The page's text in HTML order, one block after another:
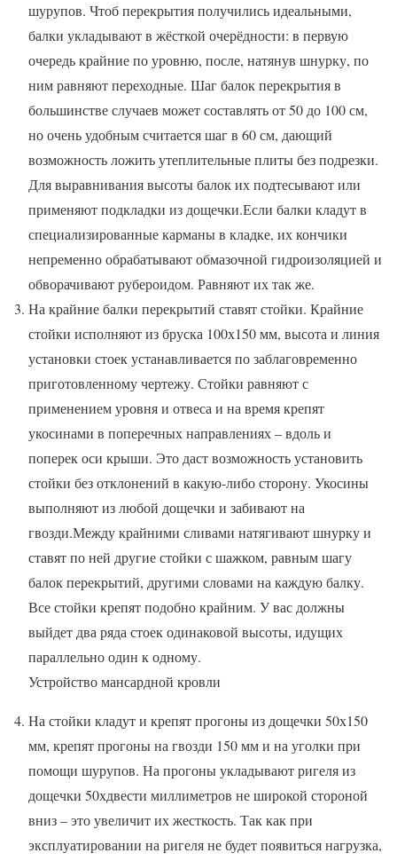
шурупов. Чтоб перекрытия получились идеальными,
балки укладывают в жёсткой очерёдности: в первую
очередь крайние по уровню, после, натянув шнурку, по
ним равняют переходные. Шаг балок перекрытия в
большинстве случаев может составлять от 50 до 100 см,
но очень удобным считается шаг в 60 см, дающий
возможность ложить утеплительные плиты без подрезки.
Для выравнивания высоты балок их подтесывают или
применяют подкладки из дощечки.Если балки кладут в
специализированные карманы в кладке, их кончики
непременно обрабатывают обмазочной гидроизоляцией и
обворачивают рубероидом. Равняют их так же.
На крайние балки перекрытий ставят стойки. Крайние
стойки исполняют из бруска 100х150 мм, высота и линия
установки стоек устанавливается по заблаговременно
приготовленному чертежу. Стойки равняют с
применением уровня и отвеса и на время крепят
укосинами в поперечных направлениях – вдоль и
поперек оси крыши. Это даст возможность установить
стойки без отклонений в какую-либо сторону. Укосины
выполняют из любой дощечки и забивают на
гвозди.Между крайними сливами натягивают шнурку и
ставят по ней другие стойки с шажком, равным шагу
балок перекрытий, другими словами на каждую балку.
Все стойки крепят подобно крайним. У вас должны
выйдет два ряда стоек одинаковой высоты, идущих
параллельно один к одному.
Устройство мансардной кровли
На стойки кладут и крепят прогоны из дощечки 50х150
мм, крепят прогоны на гвозди 150 мм и на уголки при
помощи шурупов. На прогоны укладывают ригеля из
дощечки 50хдвести миллиметров не широкой стороной
вниз – это увеличит их жесткость. Так как при
эксплуатировании на ригеля не будет появиться нагрузка,